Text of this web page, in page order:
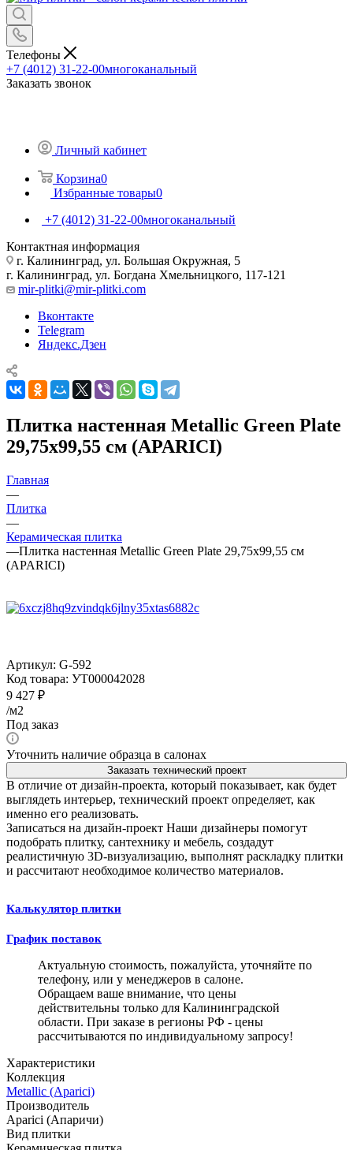
Телефоны
+7 (4012) 31-22-00многоканальный
Заказать звонок
Личный кабинет
Корзина0
Избранные товары0
+7 (4012) 31-22-00многоканальный
Контактная информация
г. Калининград, ул. Большая Окружная, 5
г. Калининград, ул. Богдана Хмельницкого, 117-121
mir-plitki@mir-plitki.com
Вконтакте
Telegram
Яндекс.Дзен
Плитка настенная Metallic Green Plate
29,75x99,55 см (APARICI)
Главная
—
Плитка
—
Керамическая плитка
—Плитка настенная Metallic Green Plate 29,75x99,55 см
(APARICI)
Артикул: G-592
Код товара: УТ000042028
9 427 ₽
/м2
Под заказ
Уточнить наличие образца в салонах
Заказать технический проект
В отличие от дизайн-проекта, который показывает, как будет
выглядеть интерьер, технический проект определяет, как
именно его реализовать.
Записаться на дизайн-проект Наши дизайнеры помогут
подобрать плитку, сантехнику и мебель, создадут
реалистичную 3D-визуализацию, выполнят раскладку плитки
и рассчитают необходимое количество материалов.
Калькулятор плитки
График поставок
Актуальную стоимость, пожалуйста, уточняйте по
телефону, или у менеджеров в салоне.
Обращаем ваше внимание, что цены
действительны только для Калининградской
области. При заказе в регионы РФ - цены
рассчитываются по индивидуальному запросу!
Характеристики
Коллекция
Metallic (Aparici)
Производитель
Aparici (Апаричи)
Вид плитки